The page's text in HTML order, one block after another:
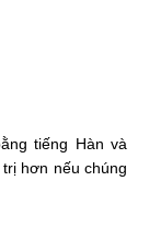
tiếng Hàn và
hơn nếu chúng